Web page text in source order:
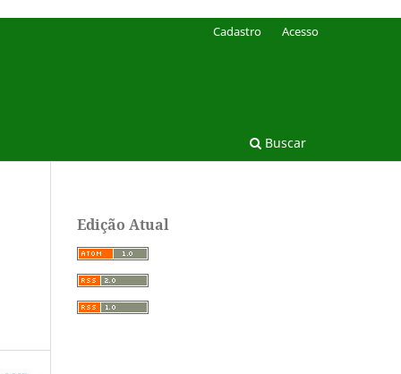
Buscar
Cadastro Acesso
Edição Atual